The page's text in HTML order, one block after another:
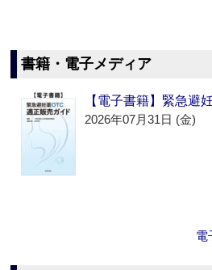
書籍・電子メディア
【電子書籍】緊急避
2026年07月31日 (金)
電